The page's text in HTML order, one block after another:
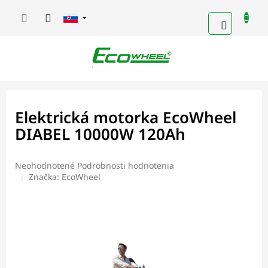
KOŠÍK
Elektrická motorka EcoWheel
DIABEL 10000W 120Ah
Priemerné
hodnotenie
Neohodnotené Podrobnosti hodnotenia
Značka: EcoWheel